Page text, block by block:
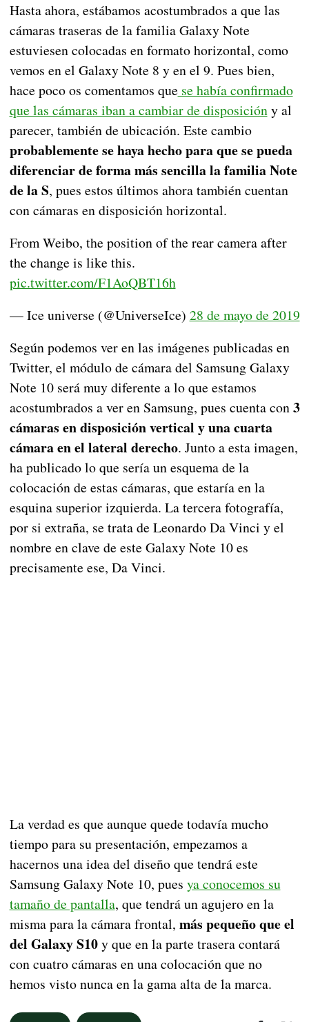
Hasta ahora, estábamos acostumbrados a que las
cámaras traseras de la familia Galaxy Note
estuviesen colocadas en formato horizontal, como
vemos en el Galaxy Note 8 y en el 9. Pues bien,
hace poco os comentamos que se había confirmado
que las cámaras iban a cambiar de disposicióny al
parecer, también de ubicación. Este cambio
probablemente se haya hecho para que se pueda
diferenciar de forma más sencilla la familia Note
de la S, pues estos últimos ahora también cuentan
con cámaras en disposición horizontal.
From Weibo, the position of the rear camera after
the change is like this.
pic.twitter.com/F1AoQBT16h
— Ice universe (@UniverseIce) 28 de mayo de 2019
Según podemos ver en las imágenes publicadas en
Twitter, el módulo de cámara del Samsung Galaxy
Note 10 será muy diferente a lo que estamos
acostumbrados a ver en Samsung, pues cuenta con3
cámaras en disposición vertical y una cuarta
cámara en el lateral derecho. Junto a esta imagen,
ha publicado lo que sería un esquema de la
colocación de estas cámaras, que estaría en la
esquina superior izquierda. La tercera fotografía,
por si extraña, se trata de Leonardo Da Vinci y el
nombre en clave de este Galaxy Note 10 es
precisamente ese, Da Vinci.
La verdad es que aunque quede todavía mucho
tiempo para su presentación, empezamos a
hacernos una idea del diseño que tendrá este
Samsung Galaxy Note 10, pues ya conocemos su
tamaño de pantalla, que tendrá un agujero en la
misma para la cámara frontal, más pequeño que el
del Galaxy S10y que en la parte trasera contará
con cuatro cámaras en una colocación que no
hemos visto nunca en la gama alta de la marca.